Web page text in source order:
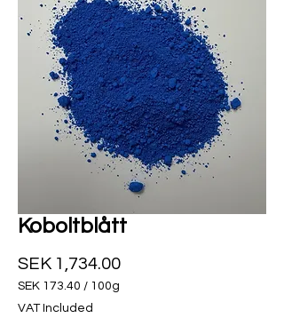
Koboltblått
SEK 1,734.00Price
SEK 173.40 / 100g
SEK 173.40
per
VAT Included